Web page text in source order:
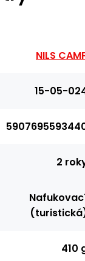
NILS
15-05-
2
410